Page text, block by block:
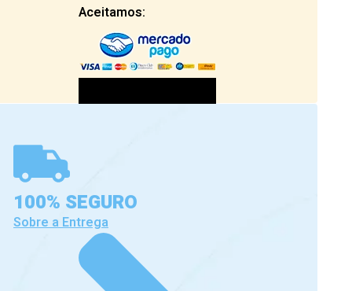
Aceitamos:
100% SEGURO
Sobre a Entrega